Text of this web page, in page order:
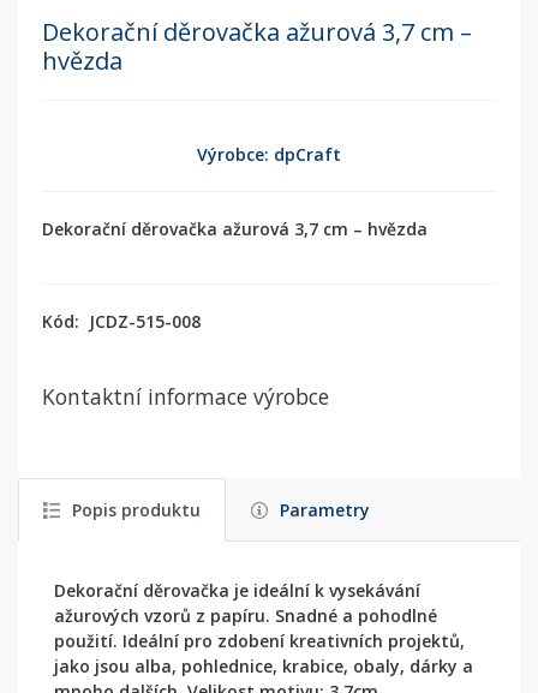
Dekorační děrovačka ažurová 3,7 cm –
hvězda
Výrobce: dpCraft
Dekorační děrovačka ažurová 3,7 cm – hvězda
Kód: JCDZ-515-008
Kontaktní informace výrobce
Popis produktu Parametry
Dekorační děrovačka je ideální k vysekávání
ažurových vzorů z papíru. Snadné a pohodlné
použití. Ideální pro zdobení kreativních projektů,
jako jsou alba, pohlednice, krabice, obaly, dárky a